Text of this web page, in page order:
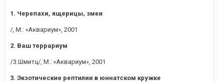
1. Черепахи, ящерицы, змеи
/, М.: «Аквариум», 2001
2. Ваш террариум
/З.Шмитц/, М.: «Аквариум», 2001
3. Экзотические рептилии в юннатском кружке